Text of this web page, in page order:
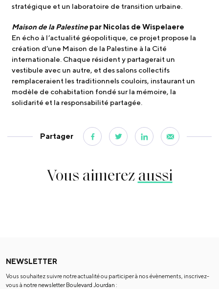
stratégique et un laboratoire de transition urbaine.
Maison de la Palestine par Nicolas de Wispelaere
En écho à l’actualité géopolitique, ce projet propose la
création d’une Maison de la Palestine à la Cité
internationale. Chaque résident y partagerait un
vestibule avec un autre, et des salons collectifs
remplaceraient les traditionnels couloirs, instaurant un
modèle de cohabitation fondé sur la mémoire, la
solidarité et la responsabilité partagée.
Partager
Vous aimerezaussi
NEWSLETTER
Vous souhaitez suivre notre actualité ou participer à nos évènements, inscrivez-
vous à notre newsletter Boulevard Jourdan :